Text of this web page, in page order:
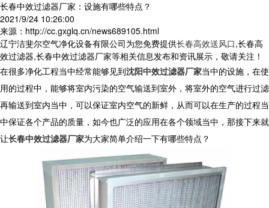
长春中效过滤器厂家：设施有哪些特点？
2021/9/24 10:26:00
来源：http://cc.gxglq.cn/news689105.html
辽宁洁斐尔空气净化设备有限公司为您免费提供长春高效送风口,长春高
效过滤器,长春中效过滤器厂家等相关信息发布和资讯展示，敬请关注！
在很多净化工程当中经常能够见到沈阳中效过滤器厂家当中的设施，在使
用的过程中，能够将室内污染的空气输送到室外，将室外的空气进行过滤
再输送到室内当中，可以保证室内空气的新鲜，从而可以在生产的过程当
中保证各个产品的质量，如今也广泛的应用在各个领域当中，那接下来就
让长春中效过滤器厂家为大家简单介绍一下有哪些特点？